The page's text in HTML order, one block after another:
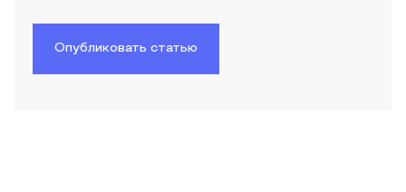
Опубликовать статью